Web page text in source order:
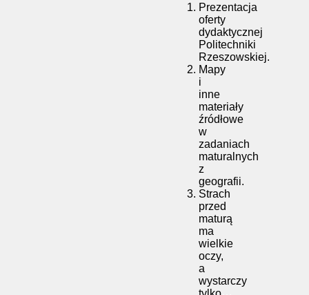
Prezentacja
oferty
dydaktycznej
Politechniki
Rzeszowskiej.
Mapy
i
inne
materiały
źródłowe
w
zadaniach
maturalnych
z
geografii.
Strach
przed
maturą
ma
wielkie
oczy,
a
wystarczy